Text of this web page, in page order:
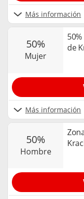
Más información
50%
mujer
de
Más información
50%
hombre